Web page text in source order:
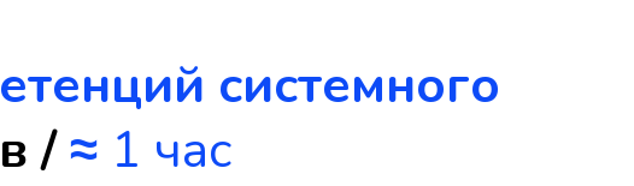
системного
/≈ 1 час